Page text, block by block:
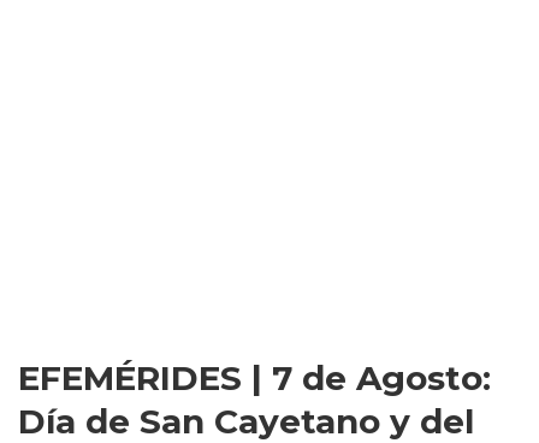
EFEMÉRIDES | 7 de Agosto:
Día de San Cayetano y del